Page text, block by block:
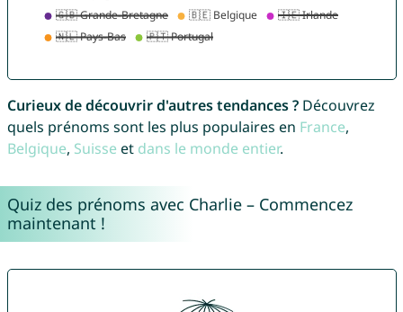
Curieux de découvrir d'autres tendances ?Découvrez
quels prénoms sont les plus populaires en France,
Belgique, Suisse et dans le monde entier.
Quiz des prénoms avec Charlie – Commencez
maintenant !